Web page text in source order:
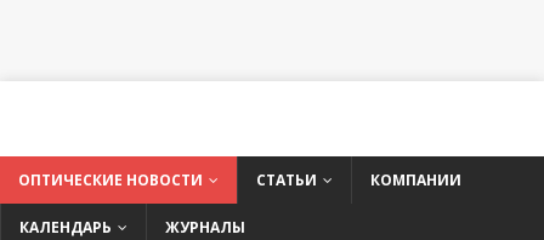
ОПТИЧЕСКИЕ НОВОСТИ СТАТЬИ КОМПАНИИ
КАЛЕНДАРЬ ЖУРНАЛЫ